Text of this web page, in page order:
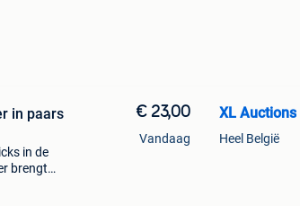
in paars
in de
brengt
€ 23,00
Vandaag
XL Auctions
Heel België